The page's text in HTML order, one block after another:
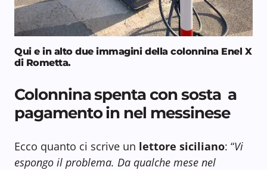
Qui e in alto due immagini della colonnina Enel X
di Rometta.
Colonnina spenta con sosta a
pagamento in nel messinese
Ecco quanto ci scrive un lettore siciliano: “Vi
espongo il problema. Da qualche mese nel